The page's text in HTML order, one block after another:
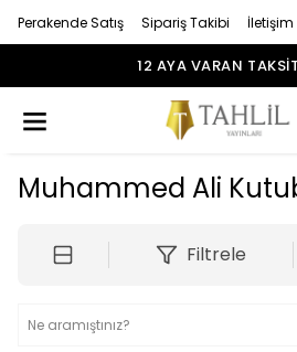
Perakende Satış Sipariş Takibi İletişim
12 AYA VARAN
Muhammed Ali
Filtrele